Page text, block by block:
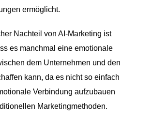
ermöglicht.
Nachteil von AI-Marketing ist
es manchmal eine emotionale
dem Unternehmen und den
kann, da es nicht so einfach
Verbindung aufzubauen
Marketingmethoden.